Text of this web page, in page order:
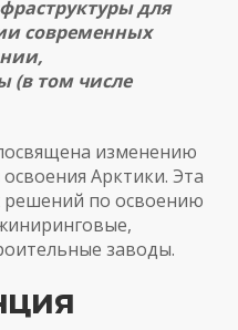
для
современных
(в том числе
изменению
Арктики. Эта
решений по освоению
заводы.